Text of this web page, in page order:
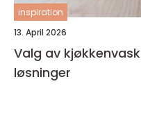
inspiration
13. April 2026
Valg av kjøkkenvask funksjon, stil og smarte
løsninger